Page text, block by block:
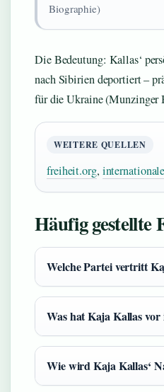
Biographie)
Die Bedeutung: Kallas‘
nach Sibirien deportiert –
für die Ukraine (Munzinger
WEITERE QUELLEN
freiheit.org,
Häufig gestellte
Welche Partei vertritt
Was hat Kaja Kallas
Wie wird Kaja Kallas‘